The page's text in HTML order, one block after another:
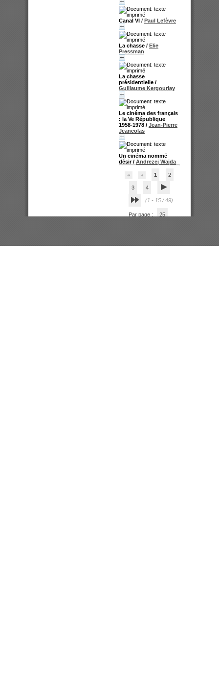
Canal VI / Paul Lefèvre
La chasse / Elie
Pressman
La chasse
présidentielle /
Guillaume Kergourlay
Le cinéma des français
: la Ve République
1958-1978 / Jean-Pierre
Jeancolas
Un cinéma nommé
désir/ Andrezej Wajda
1 2
3 4
(1 - 15 / 49)
Par page : 25